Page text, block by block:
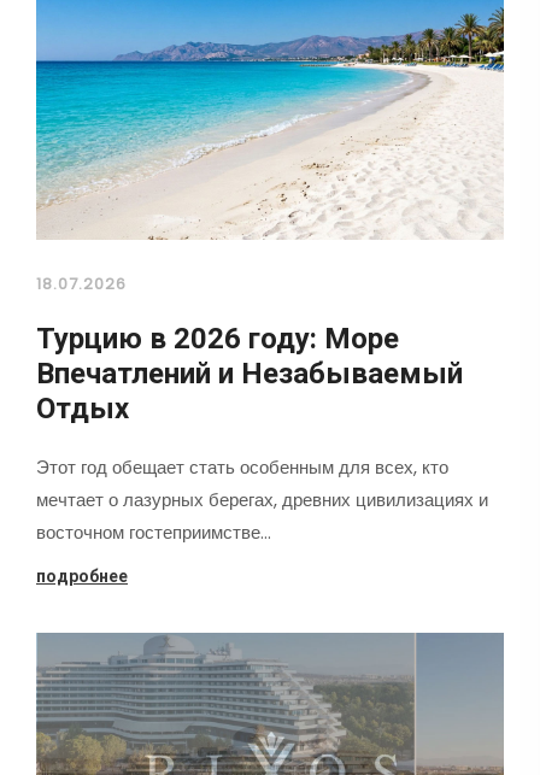
18.07.2026
Турцию в 2026 году: Море
Впечатлений и Незабываемый
Отдых
Этот год обещает стать особенным для всех, кто
мечтает о лазурных берегах, древних цивилизациях и
восточном гостеприимстве…
подробнее